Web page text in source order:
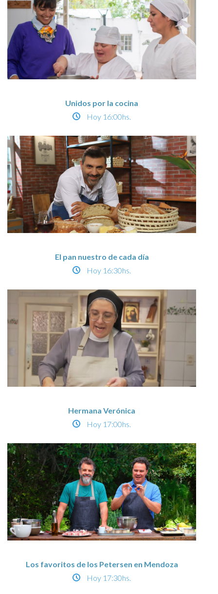
Unidos por la cocina
Hoy 16:00hs.
El pan nuestro de cada día
Hoy 16:30hs.
Hermana Verónica
Hoy 17:00hs.
Los favoritos de los Petersen en Mendoza
Hoy 17:30hs.